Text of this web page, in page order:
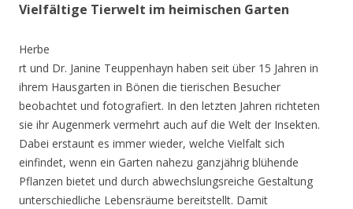
Vielfältige Tierwelt im heimischen Garten
Herbe
rt und Dr. Janine Teuppenhayn haben seit über 15 Jahren in
ihrem Hausgarten in Bönen die tierischen Besucher
beobachtet und fotografiert. In den letzten Jahren richteten
sie ihr Augenmerk vermehrt auch auf die Welt der Insekten.
Dabei erstaunt es immer wieder, welche Vielfalt sich
einfindet, wenn ein Garten nahezu ganzjährig blühende
Pflanzen bietet und durch abwechslungsreiche Gestaltung
unterschiedliche Lebensräume bereitstellt. Damit